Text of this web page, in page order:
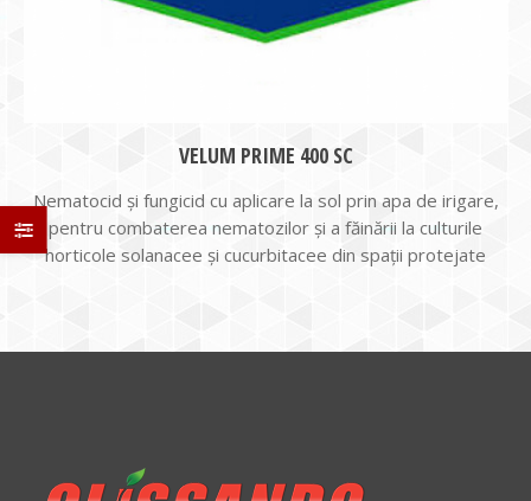
VELUM PRIME 400 SC
Nematocid şi fungicid cu aplicare la sol prin apa de irigare,
pentru combaterea nematozilor şi a făinării la culturile
horticole solanacee şi cucurbitacee din spaţii protejate